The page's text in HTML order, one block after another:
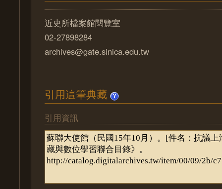
近史所檔案館閱覽室
02-27898284
archives@gate.sinica.edu.tw
引用這筆典藏
引用資訊